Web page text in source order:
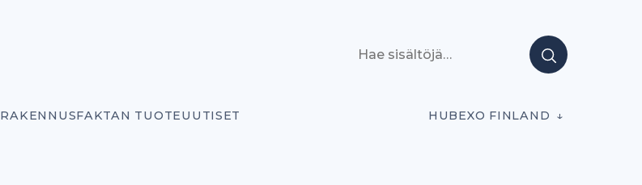
RAKENNUSFAKTAN TUOTEUUTISET HUBEXO FINLAND